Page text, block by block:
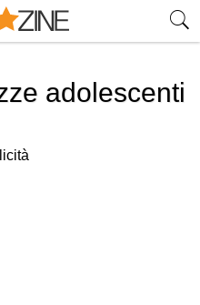
adolescenti